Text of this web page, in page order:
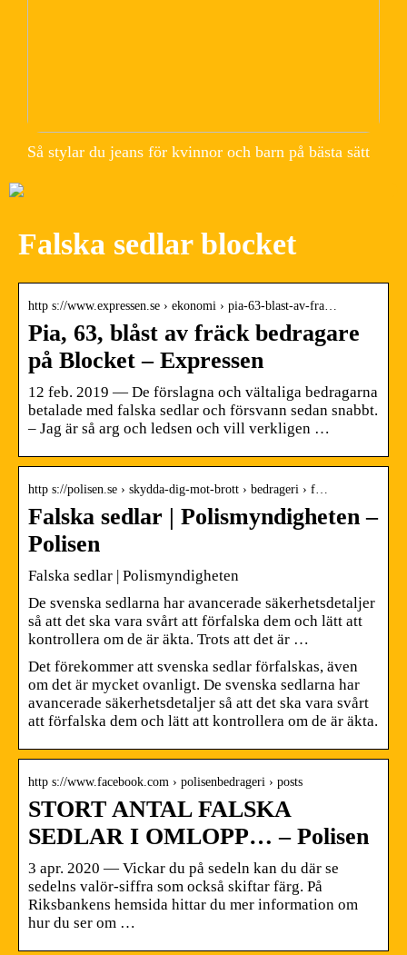
Så stylar du jeans för kvinnor och barn på bästa sätt
Falska sedlar blocket
http s://www.expressen.se › ekonomi › pia-63-blast-av-fra…
Pia, 63, blåst av fräck bedragare
på Blocket – Expressen
12 feb. 2019 — De förslagna och vältaliga bedragarna
betalade med falska sedlar och försvann sedan snabbt.
– Jag är så arg och ledsen och vill verkligen …
http s://polisen.se › skydda-dig-mot-brott › bedrageri › f…
Falska sedlar | Polismyndigheten –
Polisen
Falska sedlar | Polismyndigheten
De svenska sedlarna har avancerade säkerhetsdetaljer
så att det ska vara svårt att förfalska dem och lätt att
kontrollera om de är äkta. Trots att det är …
Det förekommer att svenska sedlar förfalskas, även
om det är mycket ovanligt. De svenska sedlarna har
avancerade säkerhetsdetaljer så att det ska vara svårt
att förfalska dem och lätt att kontrollera om de är äkta.
http s://www.facebook.com › polisenbedrageri › posts
STORT ANTAL FALSKA
SEDLAR I OMLOPP… – Polisen
3 apr. 2020 — Vickar du på sedeln kan du där se
sedelns valör-siffra som också skiftar färg. På
Riksbankens hemsida hittar du mer information om
hur du ser om …